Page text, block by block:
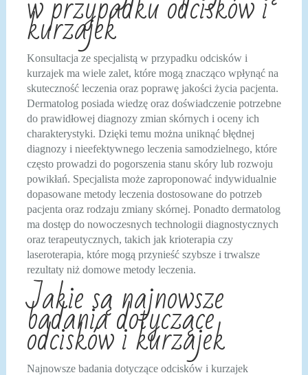
kurzajek
Konsultacja ze specjalistą w przypadku odcisków i
kurzajek ma wiele zalet, które mogą znacząco wpłynąć na
skuteczność leczenia oraz poprawę jakości życia pacjenta.
Dermatolog posiada wiedzę oraz doświadczenie potrzebne
do prawidłowej diagnozy zmian skórnych i oceny ich
charakterystyki. Dzięki temu można uniknąć błędnej
diagnozy i nieefektywnego leczenia samodzielnego, które
często prowadzi do pogorszenia stanu skóry lub rozwoju
powikłań. Specjalista może zaproponować indywidualnie
dopasowane metody leczenia dostosowane do potrzeb
pacjenta oraz rodzaju zmiany skórnej. Ponadto dermatolog
ma dostęp do nowoczesnych technologii diagnostycznych
oraz terapeutycznych, takich jak krioterapia czy
laseroterapia, które mogą przynieść szybsze i trwalsze
rezultaty niż domowe metody leczenia.
Jakie są najnowsze
badania dotyczące
odcisków i kurzajek
Najnowsze badania dotyczące odcisków i kurzajek